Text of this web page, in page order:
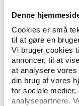
Denne
Cookies er små
til at gøre en
Vi bruger cookies
annoncer, til at
at analysere
din brug af vores
for sociale medier,
analysepartnere.
idrætsdeltagelse
der går i dybden
udgivelserne
Idans
sportsvaner
Lokale og
Ældre Sagen.